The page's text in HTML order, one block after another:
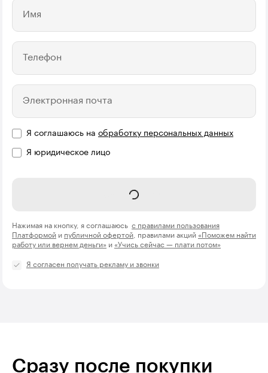
Имя
Телефон
Электронная почта
Я соглашаюсь на обработку персональных данных
Я юридическое лицо
Записаться
Нажимая на кнопку, я соглашаюсь с правилами пользования
Платформой и публичной офертой , правилами акций «Поможем найти
работу или вернем деньги» и «Учись сейчас — плати потом»
Я согласен получать рекламу и звонки
Сразу после покупки